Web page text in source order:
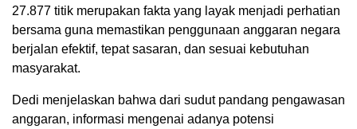
27.877 titik merupakan fakta yang layak menjadi perhatian
bersama guna memastikan penggunaan anggaran negara
berjalan efektif, tepat sasaran, dan sesuai kebutuhan
masyarakat.
Dedi menjelaskan bahwa dari sudut pandang pengawasan
anggaran, informasi mengenai adanya potensi